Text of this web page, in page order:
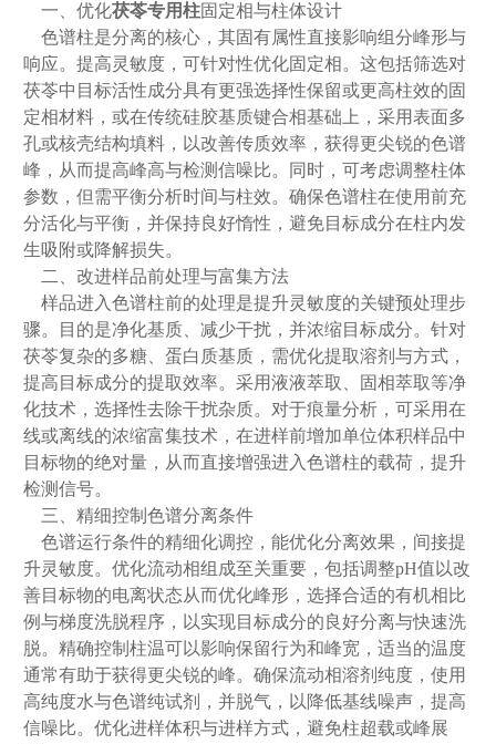
一、优化茯苓专用柱固定相与柱体设计
色谱柱是分离的核心，其固有属性直接影响组分峰形与
响应。提高灵敏度，可针对性优化固定相。这包括筛选对
茯苓中目标活性成分具有更强选择性保留或更高柱效的固
定相材料，或在传统硅胶基质键合相基础上，采用表面多
孔或核壳结构填料，以改善传质效率，获得更尖锐的色谱
峰，从而提高峰高与检测信噪比。同时，可考虑调整柱体
参数，但需平衡分析时间与柱效。确保色谱柱在使用前充
分活化与平衡，并保持良好惰性，避免目标成分在柱内发
生吸附或降解损失。
二、改进样品前处理与富集方法
样品进入色谱柱前的处理是提升灵敏度的关键预处理步
骤。目的是净化基质、减少干扰，并浓缩目标成分。针对
茯苓复杂的多糖、蛋白质基质，需优化提取溶剂与方式，
提高目标成分的提取效率。采用液液萃取、固相萃取等净
化技术，选择性去除干扰杂质。对于痕量分析，可采用在
线或离线的浓缩富集技术，在进样前增加单位体积样品中
目标物的绝对量，从而直接增强进入色谱柱的载荷，提升
检测信号。
三、精细控制色谱分离条件
色谱运行条件的精细化调控，能优化分离效果，间接提
升灵敏度。优化流动相组成至关重要，包括调整pH值以改
善目标物的电离状态从而优化峰形，选择合适的有机相比
例与梯度洗脱程序，以实现目标成分的良好分离与快速洗
脱。精确控制柱温可以影响保留行为和峰宽，适当的温度
通常有助于获得更尖锐的峰。确保流动相溶剂纯度，使用
高纯度水与色谱纯试剂，并脱气，以降低基线噪声，提高
信噪比。优化进样体积与进样方式，避免柱超载或峰展